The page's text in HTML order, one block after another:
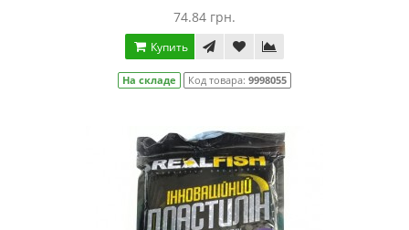
74.84 грн.
Купить
На складе Код товара: 9998055